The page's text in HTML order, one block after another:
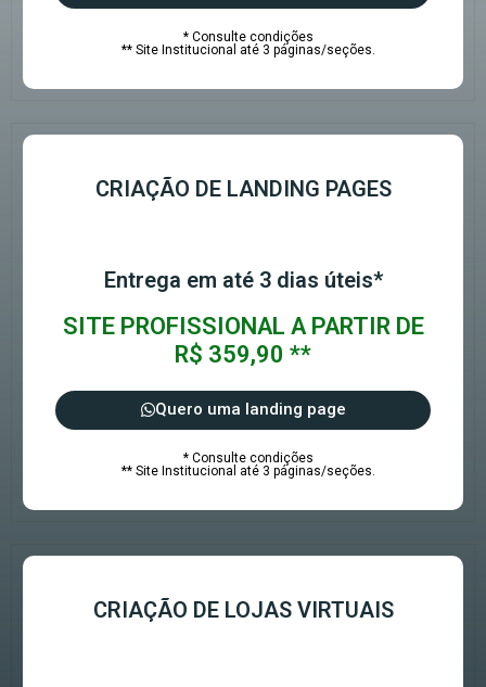
* Consulte condições
** Site Institucional até 3 páginas/seções.
CRIAÇÃO DE LANDING PAGES
Entrega em até 3 dias úteis*
SITE PROFISSIONAL A PARTIR DE
R$ 359,90 **
Quero uma landing page
* Consulte condições
** Site Institucional até 3 páginas/seções.
CRIAÇÃO DE LOJAS VIRTUAIS